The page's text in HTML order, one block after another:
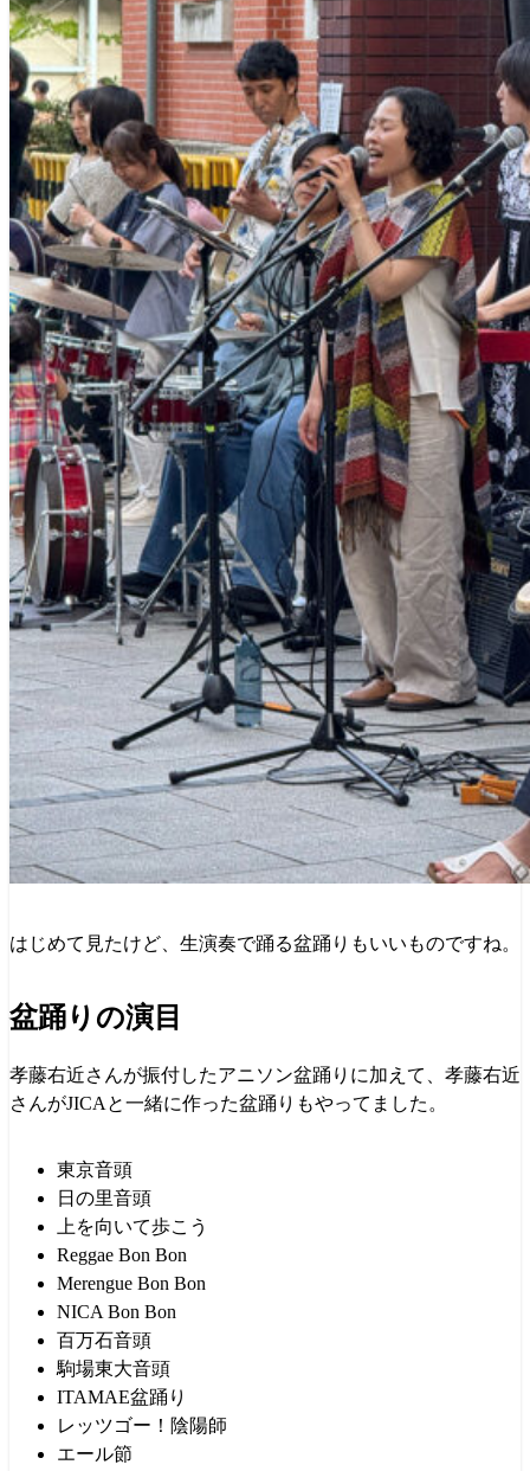
はじめて見たけど、生演奏で踊る盆踊りもいいものですね。
盆踊りの演目
孝藤右近さんが振付したアニソン盆踊りに加えて、孝藤右近
さんがJICAと一緒に作った盆踊りもやってました。
東京音頭
日の里音頭
上を向いて歩こう
Reggae Bon Bon
Merengue Bon Bon
NICA Bon Bon
百万石音頭
駒場東大音頭
ITAMAE盆踊り
レッツゴー！陰陽師
エール節